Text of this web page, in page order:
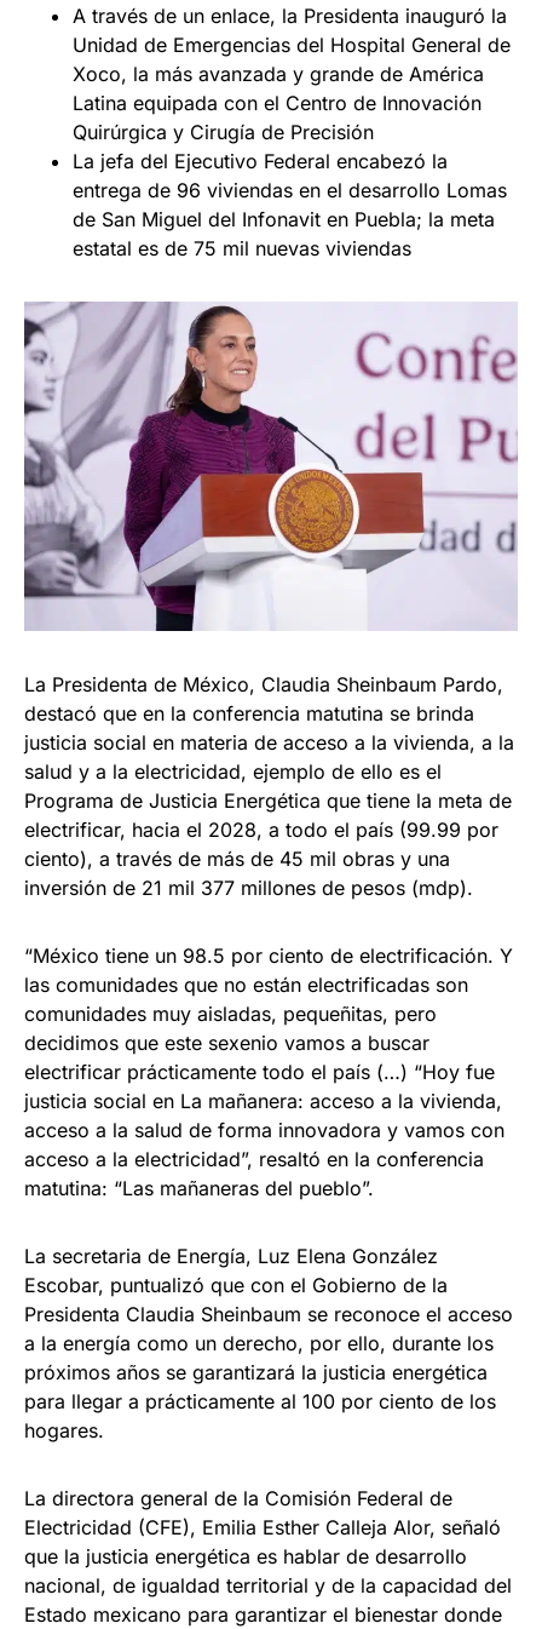
A través de un enlace, la Presidenta inauguró la
Unidad de Emergencias del Hospital General de
Xoco, la más avanzada y grande de América
Latina equipada con el Centro de Innovación
Quirúrgica y Cirugía de Precisión
La jefa del Ejecutivo Federal encabezó la
entrega de 96 viviendas en el desarrollo Lomas
de San Miguel del Infonavit en Puebla; la meta
estatal es de 75 mil nuevas viviendas
La Presidenta de México, Claudia Sheinbaum Pardo,
destacó que en la conferencia matutina se brinda
justicia social en materia de acceso a la vivienda, a la
salud y a la electricidad, ejemplo de ello es el
Programa de Justicia Energética que tiene la meta de
electrificar, hacia el 2028, a todo el país (99.99 por
ciento), a través de más de 45 mil obras y una
inversión de 21 mil 377 millones de pesos (mdp).
“México tiene un 98.5 por ciento de electrificación. Y
las comunidades que no están electrificadas son
comunidades muy aisladas, pequeñitas, pero
decidimos que este sexenio vamos a buscar
electrificar prácticamente todo el país (…) “Hoy fue
justicia social en La mañanera: acceso a la vivienda,
acceso a la salud de forma innovadora y vamos con
acceso a la electricidad”, resaltó en la conferencia
matutina: “Las mañaneras del pueblo”.
La secretaria de Energía, Luz Elena González
Escobar, puntualizó que con el Gobierno de la
Presidenta Claudia Sheinbaum se reconoce el acceso
a la energía como un derecho, por ello, durante los
próximos años se garantizará la justicia energética
para llegar a prácticamente al 100 por ciento de los
hogares.
La directora general de la Comisión Federal de
Electricidad (CFE), Emilia Esther Calleja Alor, señaló
que la justicia energética es hablar de desarrollo
nacional, de igualdad territorial y de la capacidad del
Estado mexicano para garantizar el bienestar donde